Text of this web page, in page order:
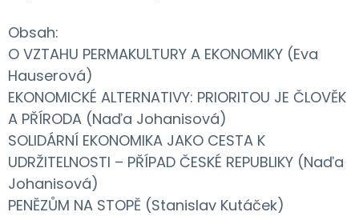
Obsah:
O VZTAHU PERMAKULTURY A EKONOMIKY (Eva
Hauserová)
EKONOMICKÉ ALTERNATIVY: PRIORITOU JE ČLOVĚK
A PŘÍRODA (Naďa Johanisová)
SOLIDÁRNÍ EKONOMIKA JAKO CESTA K
UDRŽITELNOSTI – PŘÍPAD ČESKÉ REPUBLIKY (Naďa
Johanisová)
PENĚZŮM NA STOPĚ (Stanislav Kutáček)